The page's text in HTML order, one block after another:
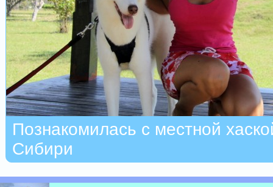
Познакомилась с местной
Сибири